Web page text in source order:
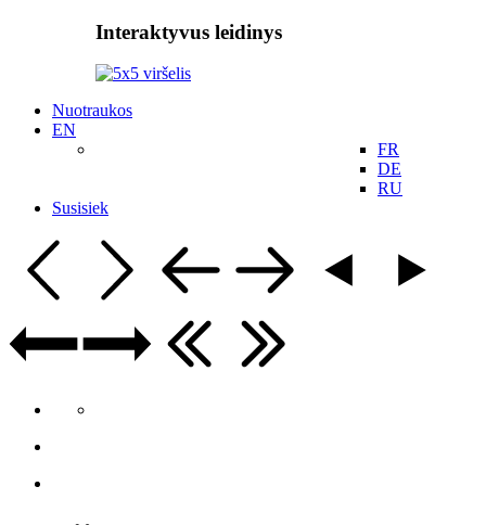
Interaktyvus leidinys
Nuotraukos
EN
FR
DE
RU
Susisiek